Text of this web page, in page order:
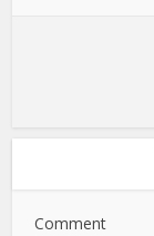
Comment